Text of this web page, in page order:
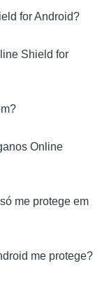
for Android?
Shield for
Online
me protege em
me protege?